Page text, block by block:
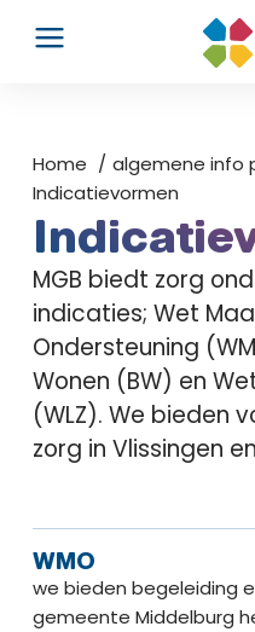
Home
algemene info
Indicatievormen
MGB biedt zorg
indicaties; Wet
Ondersteuning
Wonen (BW) en
(WLZ). We bieden
zorg in Vlissingen
WMO
we bieden begeleiding
gemeente Middelburg